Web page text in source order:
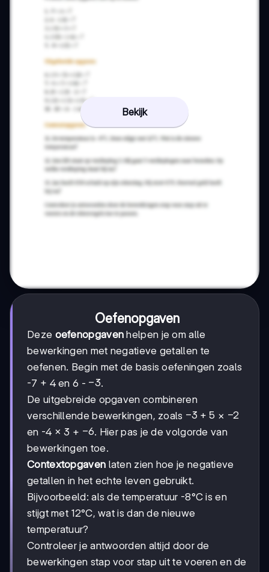
Bekijk
Oefenopgaven
Deze oefenopgaven helpen je om alle
bewerkingen met negatieve getallen te
oefenen. Begin met de basis oefeningen zoals
-7 + 4 en 6 - -3
−3.
De uitgebreide opgaven combineren
verschillende bewerkingen, zoals -3
+
5
−3 + 5 × -2
−2
en -4 × 3 + -6
−6. Hier pas je de volgorde van
bewerkingen toe.
Contextopgaven laten zien hoe je negatieve
getallen in het echte leven gebruikt.
Bijvoorbeeld: als de temperatuur -8°C is en
stijgt met 12°C, wat is dan de nieuwe
temperatuur?
Controleer je antwoorden altijd door de
bewerkingen stap voor stap uit te voeren en de